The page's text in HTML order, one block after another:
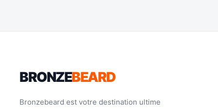
BRONZEBEARD
Bronzebeard est votre destination ultime